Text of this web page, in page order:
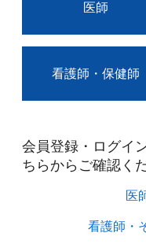
医師
看護師・保健師
会員登録・ログイ
ちらからご確認く
医
看護師・